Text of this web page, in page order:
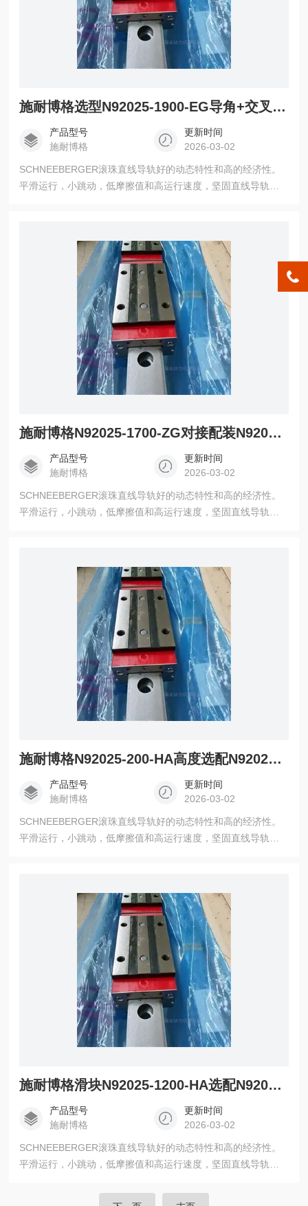
施耐博格选型N92025-1900-EG导角+交叉滚针导轨滑块
产品型号
施耐博格
更新时间
2026-03-02
SCHNEEBERGER滚珠直线导轨好的动态特性和高的经济性。
平滑运行，小跳动，低摩擦值和高运行速度，坚固直线导轨的
施耐博格N92025-1700-ZG对接配装N92025-1800-ZG滑块
产品型号
施耐博格
更新时间
2026-03-02
SCHNEEBERGER滚珠直线导轨好的动态特性和高的经济性。
平滑运行，小跳动，低摩擦值和高运行速度，坚固直线导轨的
施耐博格N92025-200-HA高度选配N92025-300-HA滑块
产品型号
施耐博格
更新时间
2026-03-02
SCHNEEBERGER滚珠直线导轨好的动态特性和高的经济性。
平滑运行，小跳动，低摩擦值和高运行速度，坚固直线导轨的
施耐博格滑块N92025-1200-HA选配N92025-1300-HA轴承
产品型号
施耐博格
更新时间
2026-03-02
SCHNEEBERGER滚珠直线导轨好的动态特性和高的经济性。
平滑运行，小跳动，低摩擦值和高运行速度，坚固直线导轨的
N92025-1200-HA选配N92025-1300-HA轴承